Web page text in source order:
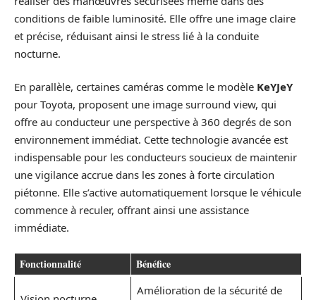
conditions de faible luminosité. Elle offre une image claire
et précise, réduisant ainsi le stress lié à la conduite
nocturne.
En parallèle, certaines caméras comme le modèle KeYJeY
pour Toyota, proposent une image surround view, qui
offre au conducteur une perspective à 360 degrés de son
environnement immédiat. Cette technologie avancée est
indispensable pour les conducteurs soucieux de maintenir
une vigilance accrue dans les zones à forte circulation
piétonne. Elle s’active automatiquement lorsque le véhicule
commence à reculer, offrant ainsi une assistance
immédiate.
Fonctionnalité Bénéfice
Amélioration de la sécurité de